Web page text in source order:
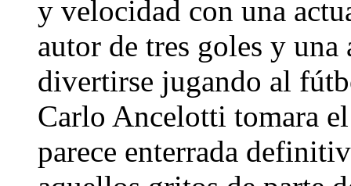
y velocidad con una
autor de tres goles y
divertirse jugando al
Carlo Ancelotti tomara
parece enterrada